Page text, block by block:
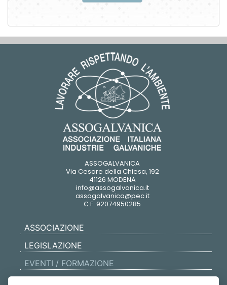
ASSOGALVANICA
Via Cesare della Chiesa, 192
41126 MODENA
info@assogalvanica.it
assogalvanica@pec.it
C.F. 92074950285
ASSOCIAZIONE
LEGISLAZIONE
EVENTI / FORMAZIONE